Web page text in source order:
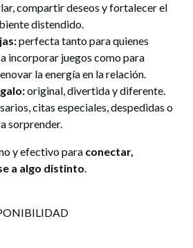
compartir deseos y fortalecer el
distendido.
perfecta tanto para quienes
incorporar juegos como para
la energía en la relación.
original, divertida y diferente.
citas especiales, despedidas o
sorprender.
y efectivo para conectar,
a algo distinto.